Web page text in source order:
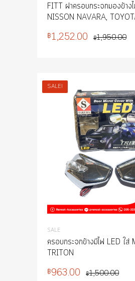
FITT ฝาครอบกระจกมองข้าง
NISSON NAVARA,
฿1,950.00
฿1,252.00
SALE!
SALE
ครอบกระจกข้างมีไฟ LED ใส่
TRITON
฿1,500.00
฿963.00